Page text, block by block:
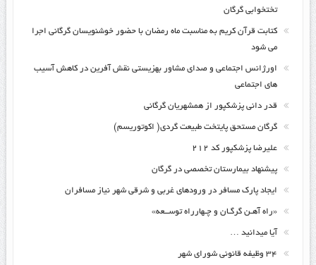
تختخوابی گرگان
کتابت قرآن کریم به مناسبت ماه رمضان با حضور خوشنویسان گرگانی اجرا
می شود
اورژانس اجتماعی و صدای مشاور بهزیستی نقش آفرین در کاهش آسیب
های اجتماعی
قدر دانی پزشکپور از همشهریان گرگانی
گرگان مستحق پایتخت طبیعت گردی( اکوتوریسم)
علیرضا پزشکپور کد ۲۱۲
پیشنهاد بیمارستان تخصصی در گرگان
ایجاد پارک مسافر در ورودهای غربی و شرقی شهر نیاز مسافران
«راه آهـن گرگـان و چـهارراه توســعه»
آیا میدانید …
۳۴ وظیفه قانونی شورای شهر